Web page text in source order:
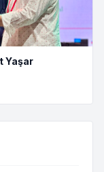
Yaşar